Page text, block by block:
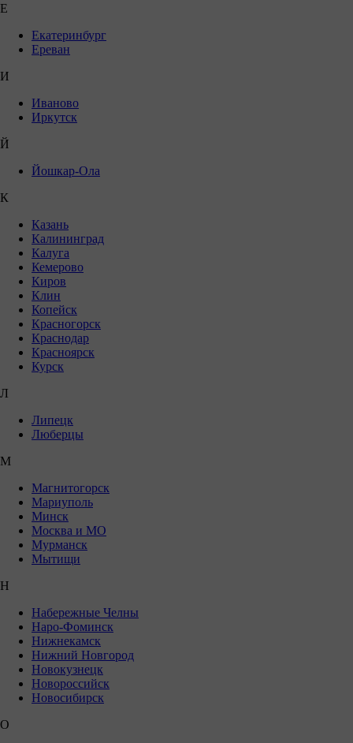
Е
Екатеринбург
Ереван
И
Иваново
Иркутск
Й
Йошкар-Ола
К
Казань
Калининград
Калуга
Кемерово
Киров
Клин
Копейск
Красногорск
Краснодар
Красноярск
Курск
Л
Липецк
Люберцы
М
Магнитогорск
Мариуполь
Минск
Москва и МО
Мурманск
Мытищи
Н
Набережные Челны
Наро-Фоминск
Нижнекамск
Нижний Новгород
Новокузнецк
Новороссийск
Новосибирск
О